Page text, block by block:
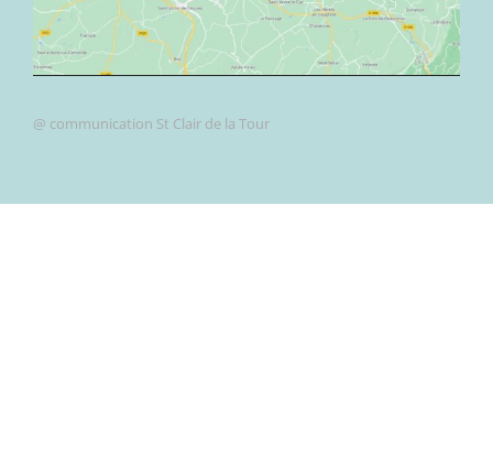
@ communication St Clair de la Tour